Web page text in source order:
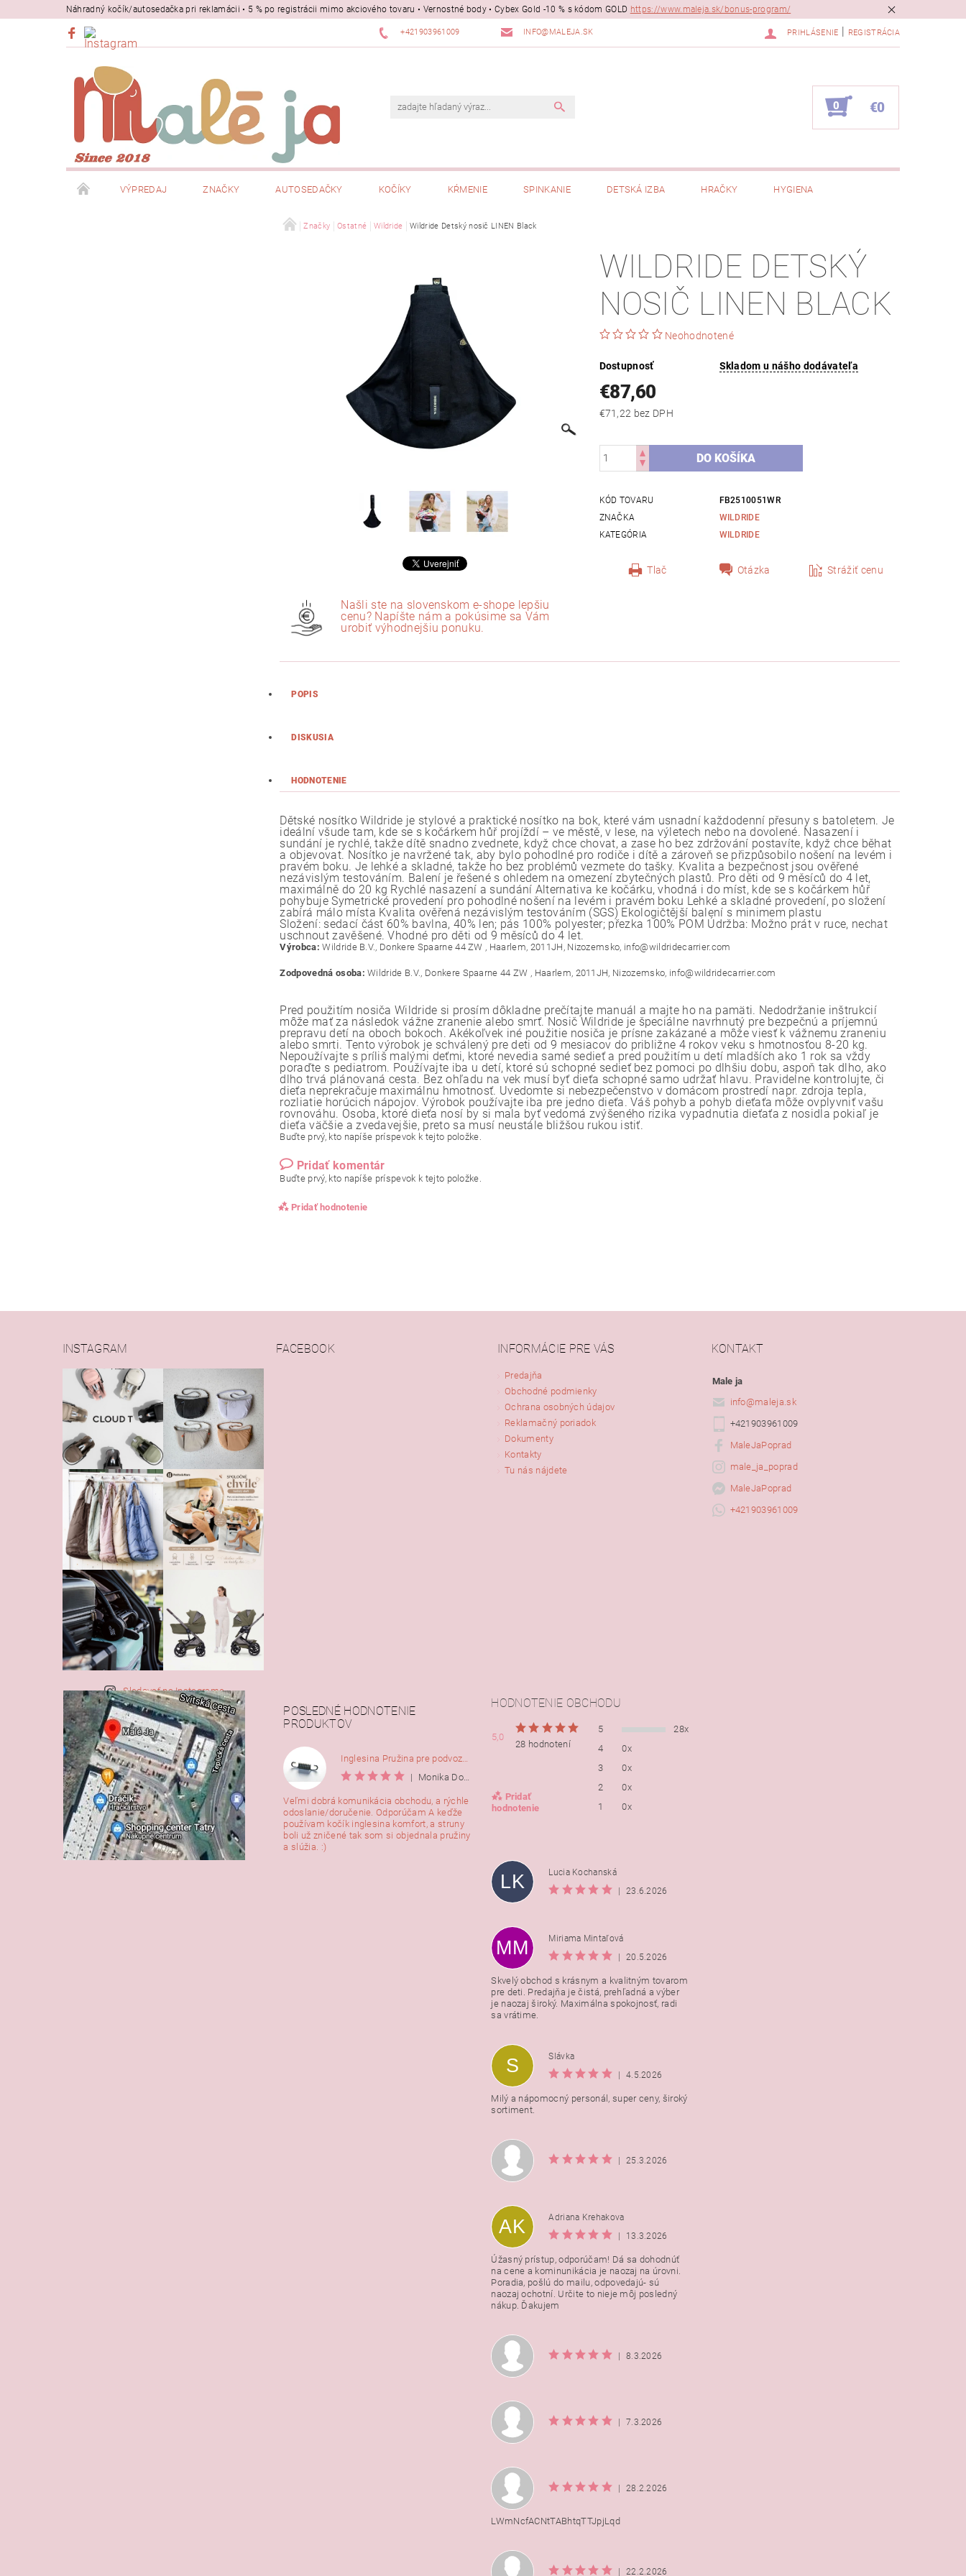
Náhradný kočík/autosedačka pri reklamácii • 5 % po registrácii mimo akciového tovaru • Vernostné body • Cybex Gold -10 % s kódom GOLD https://www.maleja.sk/bonus-program/
+421903961009 INFO@MALEJA.SK PRIHLÁSENIE REGISTRÁCIA
0 €0
VÝPREDAJ ZNAČKY AUTOSEDAČKY KOČÍKY KŔMENIE SPINKANIE DETSKÁ IZBA HRAČKY HYGIENA
Značky Ostatné Wildride Wildride Detský nosič LINEN Black
WILDRIDE DETSKÝ
NOSIČ LINEN BLACK
Neohodnotené
Dostupnosť Skladom u nášho dodávateľa
€87,60
€71,22 bez DPH
KÓD TOVARU
FB2510051WR
ZNAČKA
WILDRIDE
KATEGÓRIA
WILDRIDE
Tlač Otázka Strážiť cenu
Našli ste na slovenskom e-shope lepšiu
cenu? Napíšte nám a pokúsime sa Vám
urobiť výhodnejšiu ponuku.
POPIS
DISKUSIA
HODNOTENIE
Dětské nosítko Wildride je stylové a praktické nosítko na bok, které vám usnadní každodenní přesuny s batoletem. Je
ideální všude tam, kde se s kočárkem hůř projíždí – ve městě, v lese, na výletech nebo na dovolené. Nasazení i
sundání je rychlé, takže dítě snadno zvednete, když chce chovat, a zase ho bez zdržování postavíte, když chce běhat
a objevovat. Nosítko je navržené tak, aby bylo pohodlné pro rodiče i dítě a zároveň se přizpůsobilo nošení na levém i
pravém boku. Je lehké a skladné, takže ho bez problémů vezmete do tašky. Kvalita a bezpečnost jsou ověřené
nezávislým testováním. Balení je řešené s ohledem na omezení zbytečných plastů. Pro děti od 9 měsíců do 4 let,
maximálně do 20 kg Rychlé nasazení a sundání Alternativa ke kočárku, vhodná i do míst, kde se s kočárkem hůř
pohybuje Symetrické provedení pro pohodlné nošení na levém i pravém boku Lehké a skladné provedení, po složení
zabírá málo místa Kvalita ověřená nezávislým testováním (SGS) Ekologičtější balení s minimem plastu
Složení: sedací část 60% bavlna, 40% len; pás 100% polyester; přezka 100% POM Údržba: Možno prát v ruce, nechat
uschnout zavěšené. Vhodné pro děti od 9 měsíců do 4 let.
Výrobca: Wildride B.V., Donkere Spaarne 44 ZW , Haarlem, 2011JH, Nizozemsko, info@wildridecarrier.com
Zodpovedná osoba: Wildride B.V., Donkere Spaarne 44 ZW , Haarlem, 2011JH, Nizozemsko, info@wildridecarrier.com
Pred použitím nosiča Wildride si prosím dôkladne prečítajte manuál a majte ho na pamäti. Nedodržanie inštrukcií
môže mať za následok vážne zranenie alebo smrť. Nosič Wildride je špeciálne navrhnutý pre bezpečnú a príjemnú
prepravu detí na oboch bokoch. Akékoľvek iné použitie nosiča je prísne zakázané a môže viesť k vážnemu zraneniu
alebo smrti. Tento výrobok je schválený pre deti od 9 mesiacov do približne 4 rokov veku s hmotnosťou 8-20 kg.
Nepoužívajte s príliš malými deťmi, ktoré nevedia samé sedieť a pred použitím u detí mladších ako 1 rok sa vždy
poraďte s pediatrom. Používajte iba u detí, ktoré sú schopné sedieť bez pomoci po dlhšiu dobu, aspoň tak dlho, ako
dlho trvá plánovaná cesta. Bez ohľadu na vek musí byť dieťa schopné samo udržať hlavu. Pravidelne kontrolujte, či
dieťa neprekračuje maximálnu hmotnosť. Uvedomte si nebezpečenstvo v domácom prostredí napr. zdroja tepla,
rozliatie horúcich nápojov. Výrobok používajte iba pre jedno dieťa. Váš pohyb a pohyb dieťaťa môže ovplyvniť vašu
rovnováhu. Osoba, ktoré dieťa nosí by si mala byť vedomá zvýšeného rizika vypadnutia dieťaťa z nosidla pokiaľ je
dieťa väčšie a zvedavejšie, preto sa musí neustále bližšou rukou istiť.
Buďte prvý, kto napíše príspevok k tejto položke.
Pridať komentár
Buďte prvý, kto napíše príspevok k tejto položke.
Pridať hodnotenie
podmienkami ochrany osobných údajov
INSTAGRAM
Sledovať na Instagrame
FACEBOOK INFORMÁCIE PRE VÁS
Predajňa
Obchodné podmienky
Ochrana osobných údajov
Reklamačný poriadok
Dokumenty
Kontakty
Tu nás nájdete
KONTAKT
Male ja
info@maleja.sk
+421903961009
MaleJaPoprad
male_ja_poprad
MaleJaPoprad
+421903961009
POSLEDNÉ HODNOTENIE
PRODUKTOV
|
Monika Dorušáková
Veľmi dobrá komunikácia obchodu, a rýchle
odoslanie/doručenie. Odporúčam A keďže
používam kočík inglesina komfort, a struny
boli už zničené tak som si objednala pružiny
a slúžia. :)
HODNOTENIE OBCHODU
5,0
28 hodnotení
Pridať
hodnotenie
5
28x
4
0x
3
0x
2
0x
1
0x
Vložením hodnotenie súhlasíte s
podmienkami ochrany osobných
LK
Lucia Kochanská
23.6.2026
MM
Miriama Mintaľová
20.5.2026
Skvelý obchod s krásnym a kvalitným tovarom
pre deti. Predajňa je čistá, prehľadná a výber
je naozaj široký. Maximálna spokojnosť, radi
sa vrátime.
S
Slávka
4.5.2026
Milý a nápomocný personál, super ceny, široký
sortiment.
25.3.2026
AK
Adriana Krehakova
13.3.2026
Úžasný prístup, odporúčam! Dá sa dohodnúť
na cene a kominunikácia je naozaj na úrovni.
Poradia, pošlú do mailu, odpovedajú- sú
naozaj ochotní. Určite to nieje môj posledný
nákup. Ďakujem
8.3.2026
7.3.2026
28.2.2026
LWmNcfACNtTABhtqTTJpjLqd
22.2.2026